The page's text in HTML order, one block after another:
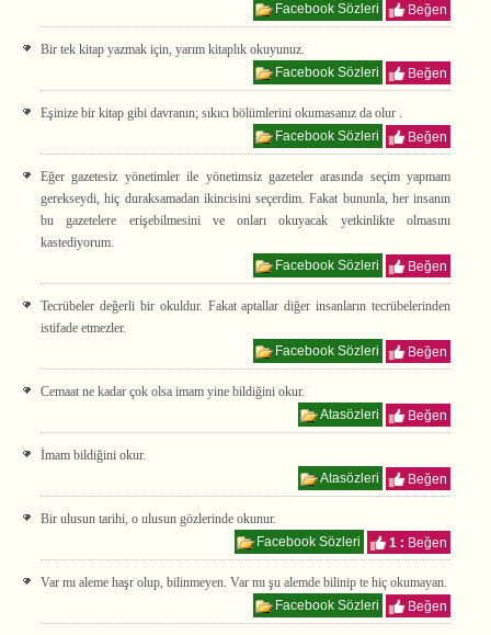
Facebook Sözleri
Beğen
Bir tek kitap yazmak için, yarım kitaplık okuyunuz.
Facebook Sözleri
Beğen
Eşinize bir kitap gibi davranın; sıkıcı bölümlerini okumasanız da olur .
Facebook Sözleri
Beğen
Eğer gazetesiz yönetimler ile yönetimsiz gazeteler arasında seçim yapmam
gerekseydi, hiç duraksamadan ikincisini seçerdim. Fakat bununla, her insanın
bu gazetelere erişebilmesini ve onları okuyacak yetkinlikte olmasını
kastediyorum.
Facebook Sözleri
Beğen
Tecrübeler değerli bir okuldur. Fakat aptallar diğer insanların tecrübelerinden
istifade etmezler.
Facebook Sözleri
Beğen
Cemaat ne kadar çok olsa imam yine bildiğini okur.
Atasözleri
Beğen
İmam bildiğini okur.
Atasözleri
Beğen
Bir ulusun tarihi, o ulusun gözlerinde okunur.
Facebook Sözleri
1 : Beğen
Var mı aleme haşr olup, bilinmeyen. Var mı şu alemde bilinip te hiç okumayan.
Facebook Sözleri
Beğen